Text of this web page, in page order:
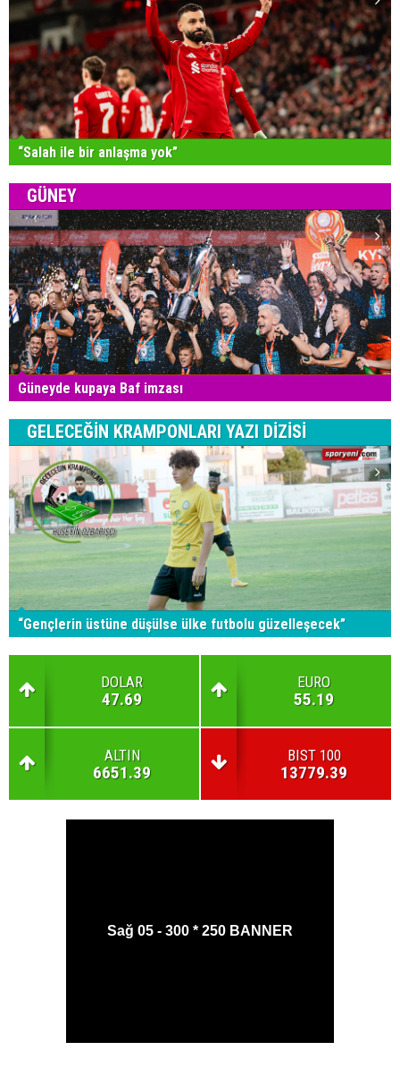
“Salah ile bir anlaşma yok”
GÜNEY
Güneyde kupaya Baf imzası
GELECEĞİN KRAMPONLARI YAZI DİZİSİ
“Gençlerin üstüne düşülse ülke futbolu güzelleşecek”
DOLAR
47.69
EURO
55.19
ALTIN
6651.39
BIST 100
13779.39
Sağ 05 - 300 * 250 BANNER